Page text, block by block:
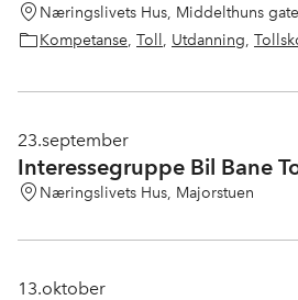
Næringslivets Hus, Middelthuns
Kompetanse, Toll, Utdanning,
23.september
Interessegruppe Bil Bane
Næringslivets Hus, Majorstuen
13.oktober